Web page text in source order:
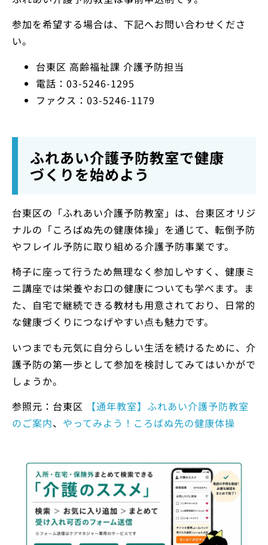
参加を希望する場合は、下記へお問い合わせくださ
い。
台東区 高齢福祉課 介護予防担当
電話：03-5246-1295
ファクス：03-5246-1179
ふれあい介護予防教室で健康
づくりを始めよう
台東区の「ふれあい介護予防教室」は、台東区オリジ
ナルの「ころばぬ先の健康体操」を通じて、転倒予防
やフレイル予防に取り組める介護予防事業です。
椅子に座って行うため無理なく参加しやすく、健康ミ
ニ講座では栄養やお口の健康についても学べます。ま
た、自宅で継続できる教材も用意されており、日常的
な健康づくりにつなげやすい点も魅力です。
いつまでも元気に自分らしい生活を続けるために、介
護予防の第一歩として参加を検討してみてはいかがで
しょうか。
参照元：台東区
【通年教室】ふれあい介護予防教室
のご案内、 やってみよう！ころばぬ先の健康体操